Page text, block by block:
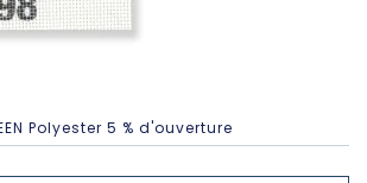
Polyester 5 % d'ouverture